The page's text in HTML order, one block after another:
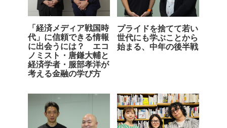
「経済メディア戦国時
代」に信頼できる情報
に出会うには？ エコ
ノミスト・唐鎌大輔と
経済学者・服部孝洋が
考える金融の学び方
プライドを捨てて若い
世代にも学ぶことから
始まる、中年の後半戦